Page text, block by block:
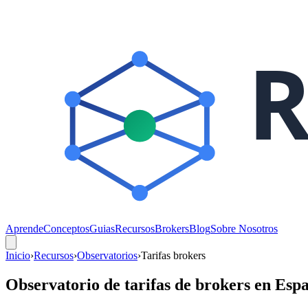
AprendeConceptosGuiasRecursosBrokersBlogSobre Nosotros
Inicio›Recursos›Observatorios›Tarifas brokers
Observatorio de tarifas de brokers en